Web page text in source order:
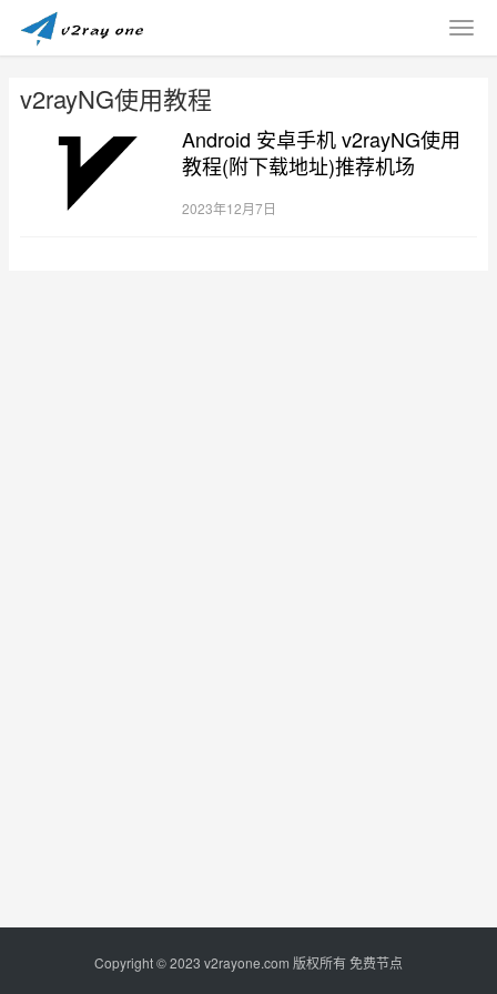
v2rayNG使用教程
Android 安卓手机 v2rayNG使用
教程(附下载地址)推荐机场
2023年12月7日
Copyright © 2023 v2rayone.com 版权所有 免费节点